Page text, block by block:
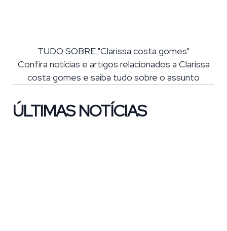
TUDO SOBRE "Clarissa costa gomes"
Confira notícias e artigos relacionados a Clarissa
costa gomes e saiba tudo sobre o assunto
ÚLTIMAS NOTÍCIAS